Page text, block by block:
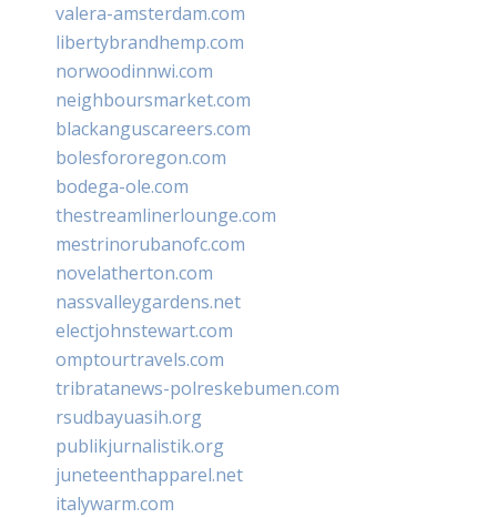
valera-amsterdam.com
libertybrandhemp.com
norwoodinnwi.com
neighboursmarket.com
blackanguscareers.com
bolesfororegon.com
bodega-ole.com
thestreamlinerlounge.com
mestrinorubanofc.com
novelatherton.com
nassvalleygardens.net
electjohnstewart.com
omptourtravels.com
tribratanews-polreskebumen.com
rsudbayuasih.org
publikjurnalistik.org
juneteenthapparel.net
italywarm.com